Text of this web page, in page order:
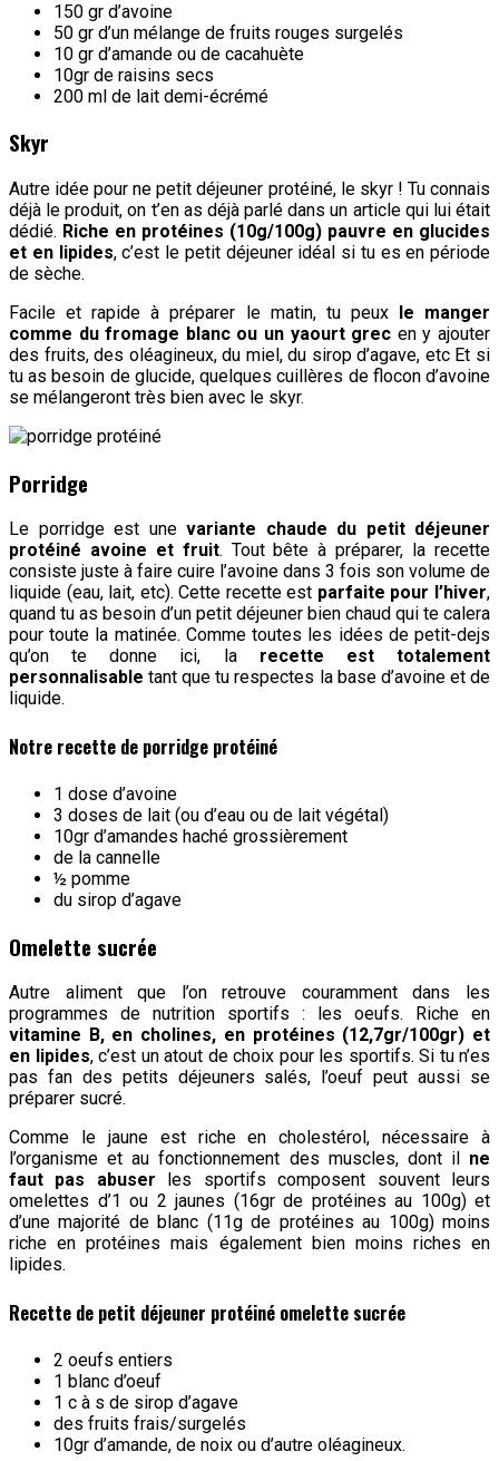
150 gr d’avoine
50 gr d’un mélange de fruits rouges surgelés
10 gr d’amande ou de cacahuète
10gr de raisins secs
200 ml de lait demi-écrémé
Skyr
Autre idée pour ne petit déjeuner protéiné, le skyr ! Tu connais
déjà le produit, on t’en as déjà parlé dans un article qui lui était
dédié. Riche en protéines (10g/100g) pauvre en glucides
et en lipides, c’est le petit déjeuner idéal si tu es en période
de sèche.
Facile et rapide à préparer le matin, tu peux le manger
comme du fromage blanc ou un yaourt grec en y ajouter
des fruits, des oléagineux, du miel, du sirop d’agave, etc Et si
tu as besoin de glucide, quelques cuillères de flocon d’avoine
se mélangeront très bien avec le skyr.
Porridge
Le porridge est une variante chaude du petit déjeuner
protéiné avoine et fruit. Tout bête à préparer, la recette
consiste juste à faire cuire l’avoine dans 3 fois son volume de
liquide (eau, lait, etc). Cette recette est parfaite pour l’hiver,
quand tu as besoin d’un petit déjeuner bien chaud qui te calera
pour toute la matinée. Comme toutes les idées de petit-dejs
qu’on te donne ici, la recette est totalement
personnalisable tant que tu respectes la base d’avoine et de
liquide.
Notre recette de porridge protéiné
1 dose d’avoine
3 doses de lait (ou d’eau ou de lait végétal)
10gr d’amandes haché grossièrement
de la cannelle
½ pomme
du sirop d’agave
Omelette sucrée
Autre aliment que l’on retrouve couramment dans les
programmes de nutrition sportifs : les oeufs. Riche en
vitamine B, en cholines, en protéines (12,7gr/100gr) et
en lipides, c’est un atout de choix pour les sportifs. Si tu n’es
pas fan des petits déjeuners salés, l’oeuf peut aussi se
préparer sucré.
Comme le jaune est riche en cholestérol, nécessaire à
l’organisme et au fonctionnement des muscles, dont il ne
faut pas abuser les sportifs composent souvent leurs
omelettes d’1 ou 2 jaunes (16gr de protéines au 100g) et
d’une majorité de blanc (11g de protéines au 100g) moins
riche en protéines mais également bien moins riches en
lipides.
Recette de petit déjeuner protéiné omelette sucrée
2 oeufs entiers
1 blanc d’oeuf
1 c à s de sirop d’agave
des fruits frais/surgelés
10gr d’amande, de noix ou d’autre oléagineux.